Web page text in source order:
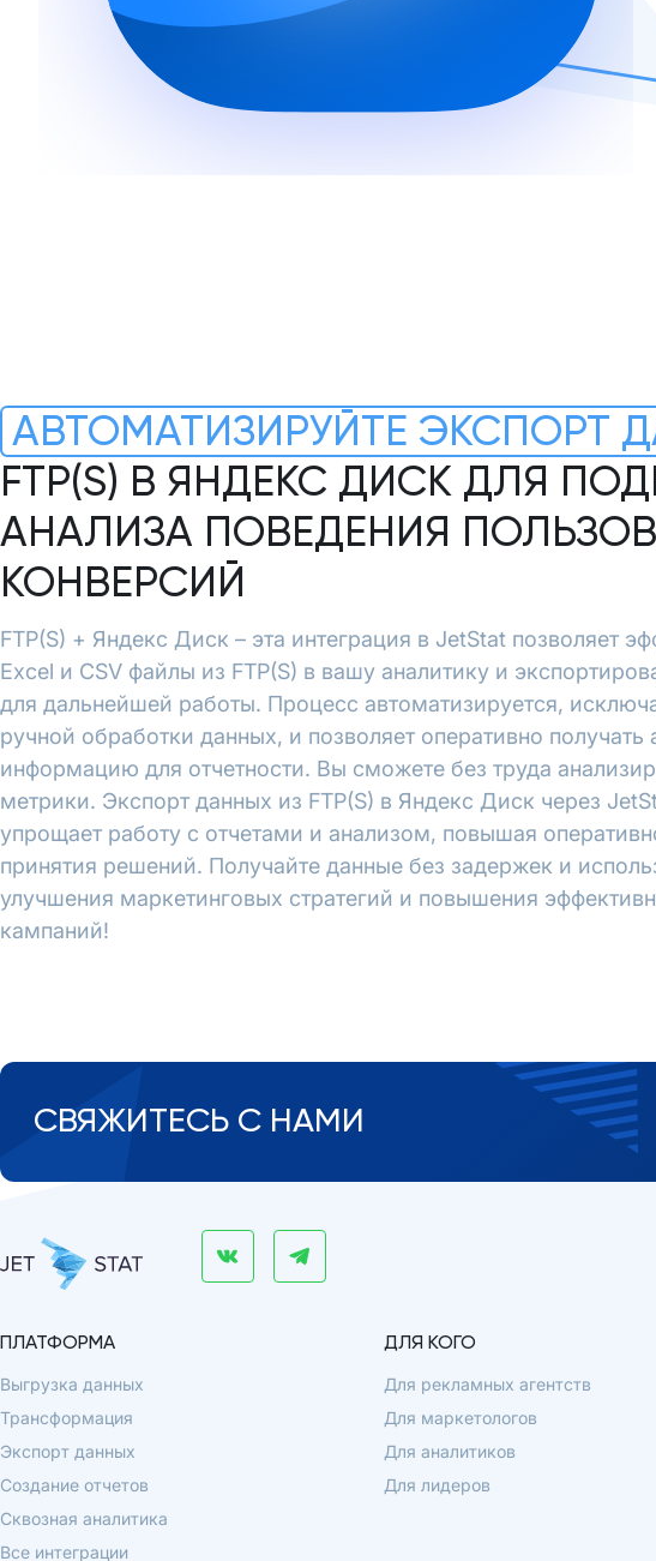
АВТОМАТИЗИРУЙТЕ ЭКСПОРТ
FTP(S) В ЯНДЕКС ДИСК ДЛЯ
АНАЛИЗА ПОВЕДЕНИЯ
КОНВЕРСИЙ
FTP(S) + Яндекс Диск – эта интеграция в JetStat позволяет
Excel и CSV файлы из FTP(S) в вашу аналитику и
для дальнейшей работы. Процесс автоматизируется,
ручной обработки данных, и позволяет оперативно получать
информацию для отчетности. Вы сможете без труда
метрики. Экспорт данных из FTP(S) в Яндекс Диск через
упрощает работу с отчетами и анализом, повышая
принятия решений. Получайте данные без задержек и
улучшения маркетинговых стратегий и повышения
кампаний!
СВЯЖИТЕСЬ С НАМИ
ПЛАТФОРМА
Выгрузка данных
Трансформация
Экспорт данных
Создание отчетов
Сквозная аналитика
Все интеграции
ДЛЯ КОГО
Для рекламных агентств
Для маркетологов
Для аналитиков
Для лидеров